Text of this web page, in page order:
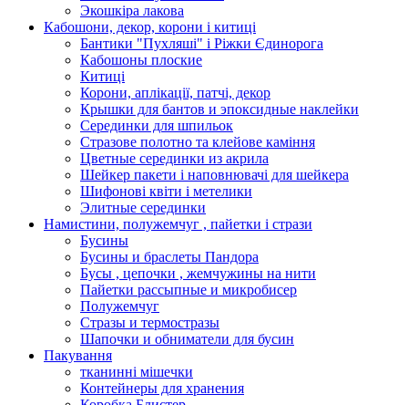
Экошкiра лакова
Кабошони, декор, корони і китиці
Бантики "Пухляші" і Ріжки Єдинорога
Кабошоны плоские
Китиці
Корони, аплікації, патчі, декор
Крышки для бантов и эпоксидные наклейки
Серединки для шпильок
Стразове полотно та клейове каміння
Цветные серединки из акрила
Шейкер пакети і наповнювачі для шейкера
Шифонові квіти і метелики
Элитные серединки
Намистини, полужемчуг , пайетки і стрази
Бусины
Бусины и браслеты Пандора
Бусы , цепочки , жемчужины на нити
Пайетки рассыпные и микробисер
Полужемчуг
Стразы и термостразы
Шапочки и обниматели для бусин
Пакування
тканинні мішечки
Контейнеры для хранения